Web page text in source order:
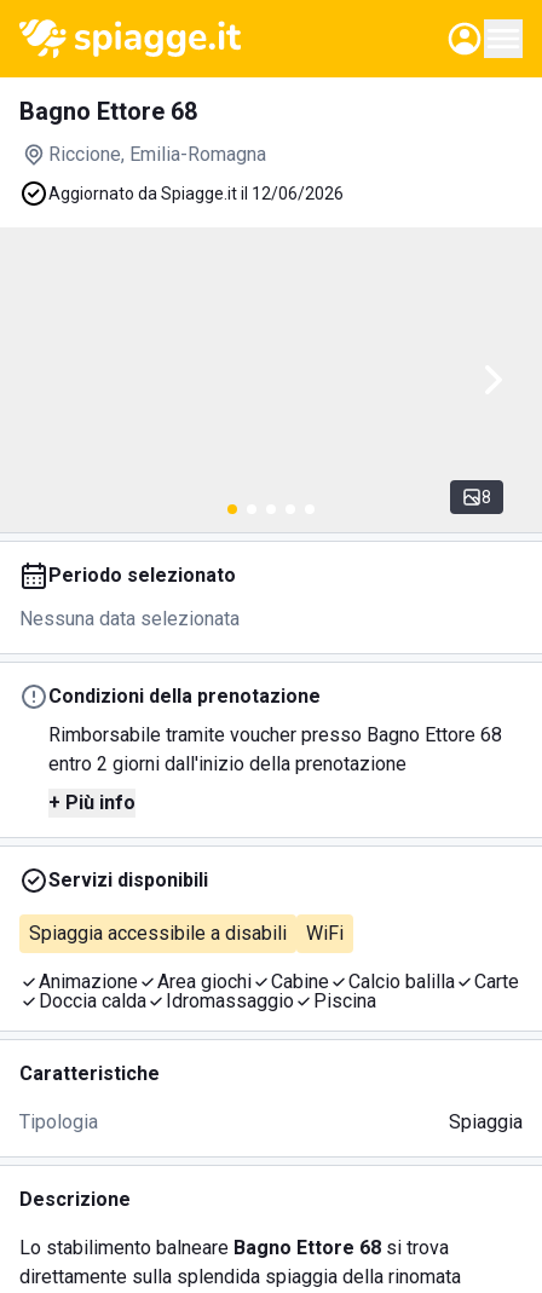
Bagno Ettore 68
Riccione, Emilia-Romagna
Aggiornato da Spiagge.it il 12/06/2026
8
Periodo selezionato
Nessuna data selezionata
Condizioni della prenotazione
Rimborsabile tramite voucher presso Bagno Ettore 68
entro 2 giorni dall'inizio della prenotazione
+ Più info
Servizi disponibili
Spiaggia accessibile a disabili WiFi
Animazione Area giochi Cabine Calcio balilla
Carte
Doccia calda
Idromassaggio Piscina
Caratteristiche
Tipologia Spiaggia
Descrizione
Lo stabilimento balneare Bagno Ettore 68 si trova
direttamente sulla splendida spiaggia della rinomata